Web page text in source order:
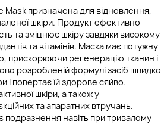
призначена для відновлення,
шкіри. Продукт ефективно
та зміцнює шкіру завдяки високому
та вітамінів. Маска має потужну
прискорюючи регенерацію тканин і
розробленій формулі засіб швидко
і повертає їй здорове сяйво.
шкіри, а також у
та апаратних втручань.
подразнення навіть при тривалому